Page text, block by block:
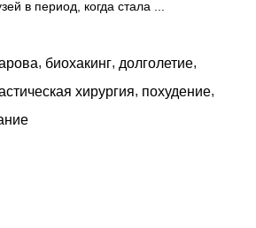
в период, когда стала
, биохакинг, долголетие,
хирургия, похудение,